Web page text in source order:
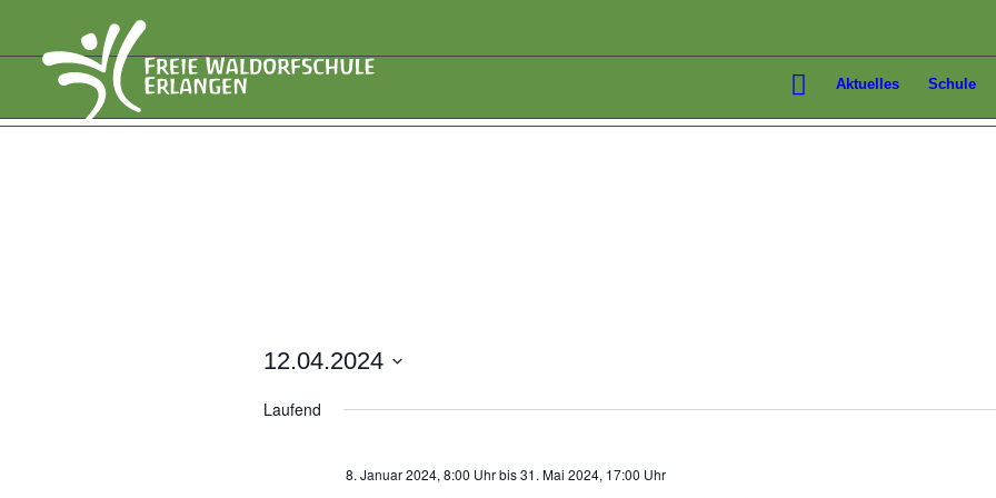
Aktuelles Schule
12.04.2024
wählen.
Laufend
8. Januar 2024, 8:00 Uhrbis31. Mai 2024, 17:00 Uhr